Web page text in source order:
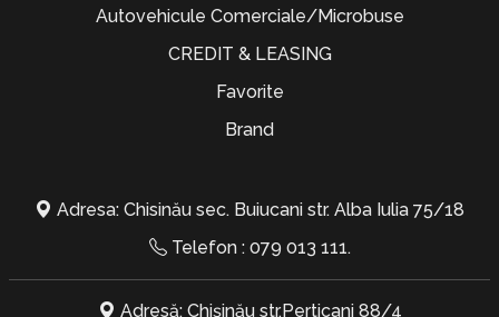
Autovehicule Comerciale/Microbuse
CREDIT & LEASING
Favorite
Brand
Adresa: Chisinău sec. Buiucani str. Alba Iulia 75/18
Telefon : 079 013 111.
Adresă: Chișinău str.Perticani 88/4